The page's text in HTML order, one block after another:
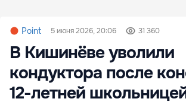
Point 5 июня 2026, 20:06 31 360
В Кишинёве уволили
кондуктора после
12-летней